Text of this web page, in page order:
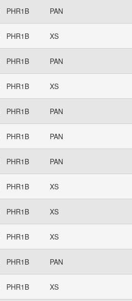
PHR1B PAN
PHR1B XS
PHR1B PAN
PHR1B XS
PHR1B PAN
PHR1B PAN
PHR1B PAN
PHR1B XS
PHR1B XS
PHR1B XS
PHR1B PAN
PHR1B XS